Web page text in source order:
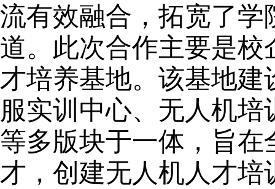
流有效融合，拓宽了
道。 此次合作主要是校
才培养基地。该基地
服实训中心、无人机
等多版块于一体 ， 旨在
才 ， 创建无人机人才培